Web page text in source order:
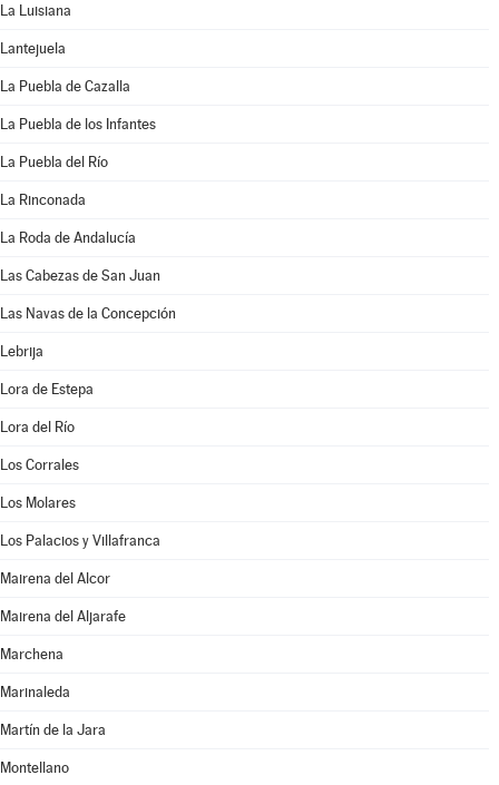
La Luisiana
Lantejuela
La Puebla de Cazalla
La Puebla de los Infantes
La Puebla del Río
La Rinconada
La Roda de Andalucía
Las Cabezas de San Juan
Las Navas de la Concepción
Lebrija
Lora de Estepa
Lora del Río
Los Corrales
Los Molares
Los Palacios y Villafranca
Mairena del Alcor
Mairena del Aljarafe
Marchena
Marinaleda
Martín de la Jara
Montellano